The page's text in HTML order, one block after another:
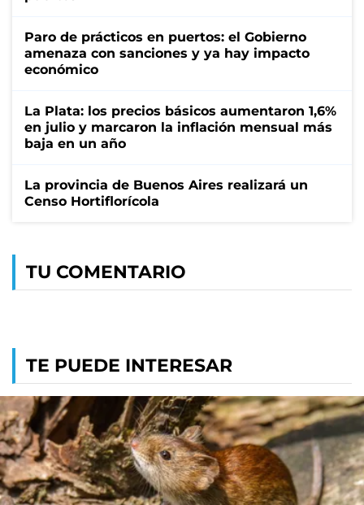
Paro de prácticos en puertos: el Gobierno
amenaza con sanciones y ya hay impacto
económico
La Plata: los precios básicos aumentaron 1,6%
en julio y marcaron la inflación mensual más
baja en un año
La provincia de Buenos Aires realizará un
Censo Hortiflorícola
TU COMENTARIO
TE PUEDE INTERESAR